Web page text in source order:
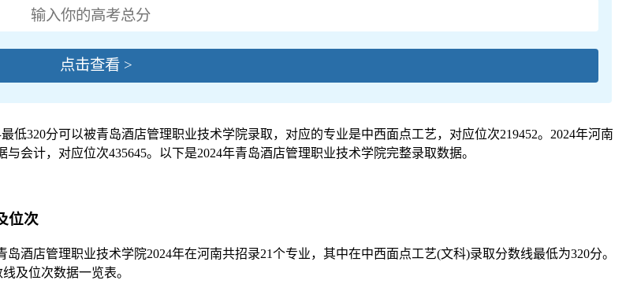
点击查看 >
低320分可以被青岛酒店管理职业技术学院录取，对应的专业是中西面点工艺，对应位次219452。2024年河南
会计，对应位次435645。以下是2024年青岛酒店管理职业技术学院完整录取数据。
位次
岛酒店管理职业技术学院2024年在河南共招录21个专业，其中在中西面点工艺(文科)录取分数线最低为320分。
及位次数据一览表。